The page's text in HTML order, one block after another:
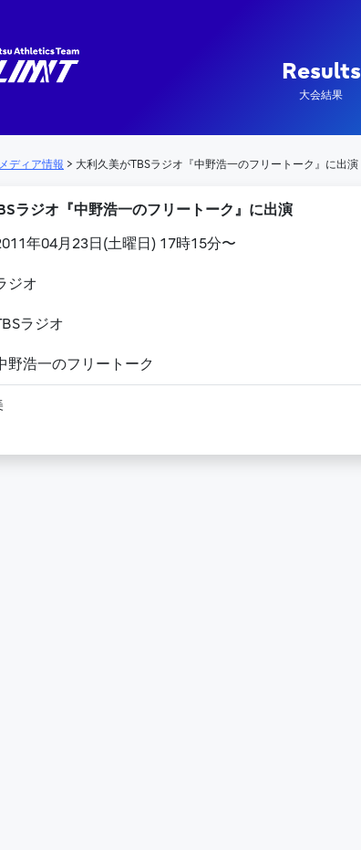
ン
Results
大会結果
メディア情報 > 大利久美がTBSラジオ『中野浩一のフリートーク』に出演
ラジオ『中野浩一のフリートーク』に出演
年04月23日(土曜日) 17時15分〜
ジオ
ラジオ
野浩一のフリートーク